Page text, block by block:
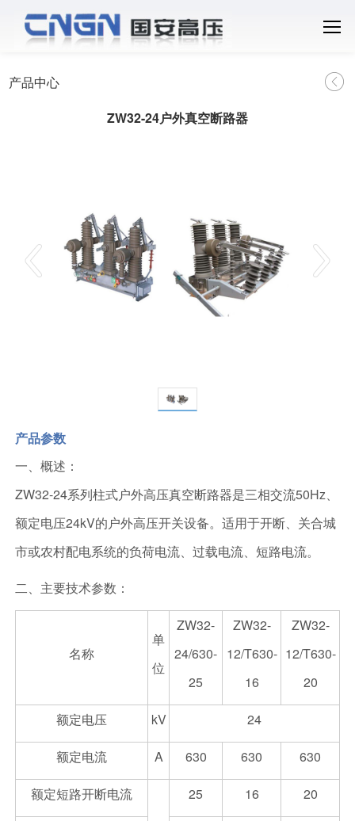
产品中心
ZW32-24户外真空断路器
产品参数
一、概述：
ZW32-24系列柱式户外高压真空断路器是三相交流50Hz、
额定电压24kV的户外高压开关设备。适用于开断、关合城
市或农村配电系统的负荷电流、过载电流、短路电流。
二、主要技术参数：
名称
单
位
ZW32-
24/630-
25
ZW32-
12/T630-
16
ZW32-
12/T630-
20
额定电压 kV 24
额定电流 A 630 630 630
额定短路开断电流 25 16 20